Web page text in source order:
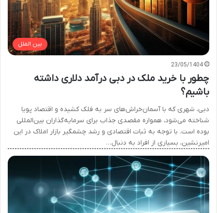
بین الملل
23/05/1404
چطور با خرید ملک در دبی درآمد دلاری داشته
باشیم؟
دبی، شهری که با آسمان‌خراش‌های سر به فلک کشیده و اقتصاد پویا
شناخته می‌شود، همواره مقصدی جذاب برای سرمایه‌گذاران بین‌المللی
بوده است. با توجه به ثبات اقتصادی و رشد چشمگیر بازار املاک در این
امیرنشین، بسیاری از افراد به دنبال…